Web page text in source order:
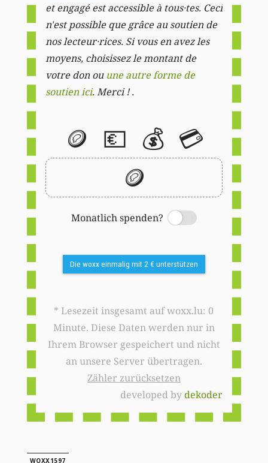
et engagé est accessible à tous·tes. Ceci
n'est possible que grâce au soutien de
nos lecteur·rices. Si vous en avez les
moyens, choisissez le montant de
votre don ou une autre forme de
soutien ici. Merci ! .
🪙 💶 💰 💳
🪙
Monatlich spenden?
Switch
Die woxx einmalig mit 2 € unterstützen
* Lesezeit insgesamt auf woxx.lu: 0
Minute. Diese Daten werden nur in
Ihrem Browser gespeichert und nicht
an unsere Server übertragen.
Zähler zurücksetzen
developed bydekoder
WOXX1597